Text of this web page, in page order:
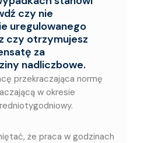
czy nie
uregulowanego
czy otrzymujesz
za
nadliczbowe.
przekraczająca normę
w okresie
że praca w godzinach